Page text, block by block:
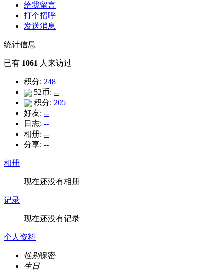
给我留言
打个招呼
发送消息
统计信息
已有 1061 人来访过
积分: 248
52币: --
积分: 205
好友: --
日志: --
相册: --
分享: --
相册
现在还没有相册
记录
现在还没有记录
个人资料
性别保密
生日